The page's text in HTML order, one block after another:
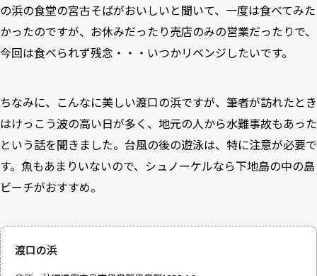
の浜の食堂の宮古そばがおいしいと聞いて、一度は食べてみた
かったのですが、お休みだったり売店のみの営業だったりで、
今回は食べられず残念・・・いつかリベンジしたいです。
ちなみに、こんなに美しい渡口の浜ですが、筆者が訪れたとき
はけっこう波の高い日が多く、地元の人から水難事故もあった
という話を聞きました。台風の後の遊泳は、特に注意が必要で
す。魚もあまりいないので、シュノーケルなら下地島の中の島
ビーチがおすすめ。
渡口の浜